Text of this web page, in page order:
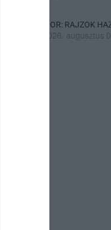
SIOR: RAJZOK
2026. augusztus